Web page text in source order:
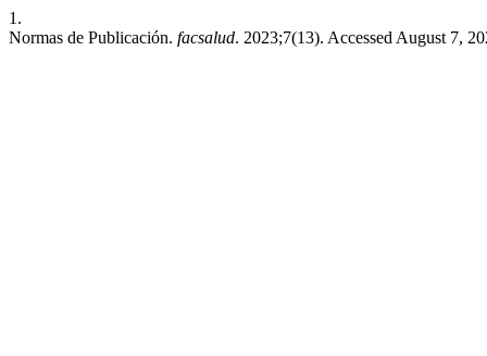
1.
Normas de Publicación. facsalud. 2023;7(13). Accessed August 7,